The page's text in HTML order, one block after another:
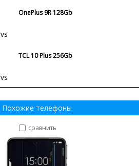
vs
OnePlus 9R 128Gb
vs
TCL 10 Plus 256Gb
Похожие телефоны
сравнить